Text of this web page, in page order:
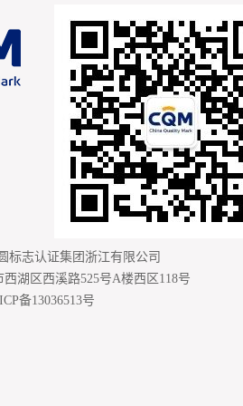
标志认证集团浙江有限公司
湖区西溪路525号A楼西区118号
备13036513号